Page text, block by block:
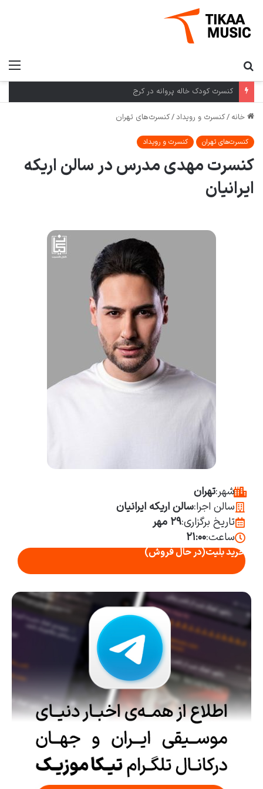
کنسرت کرمان گروه بومی در کرمان
خانه /کنسرت و رویداد/کنسرت‌های تهران
کنسرت‌های تهران کنسرت و رویداد
کنسرت مهدی مدرس در سالن اریکه
ایرانیان
شهر:تهران
سالن اجرا:سالن اریکه ایرانیان
تاریخ برگزاری:۲۹ مهر
ساعت:۲۱:۰۰
خرید بلیت(در حال فروش)